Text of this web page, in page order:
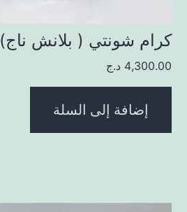
كرام شونتي ( بلانش ناج)5كغ
4,300.00 د.ج
إضافة إلى السلة